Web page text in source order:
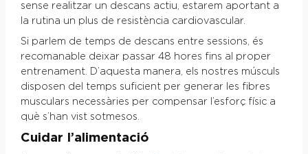
sense realitzar un descans actiu, estarem aportant a
la rutina un plus de resistència cardiovascular.
Si parlem de temps de descans entre sessions, és
recomanable deixar passar 48 hores fins al proper
entrenament. D’aquesta manera, els nostres músculs
disposen del temps suficient per generar les fibres
musculars necessàries per compensar l’esforç físic a
què s’han vist sotmesos.
Cuidar l’alimentació